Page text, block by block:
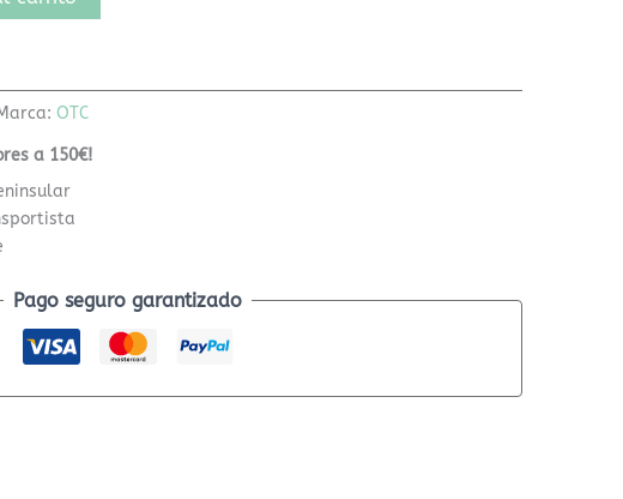
OTC
a 150€!
Pago seguro garantizado